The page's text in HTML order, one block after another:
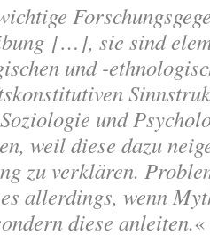
[…], sie sind
und -
und
weil diese dazu
zu verklären.
allerdings, wenn
diese anleiten.«